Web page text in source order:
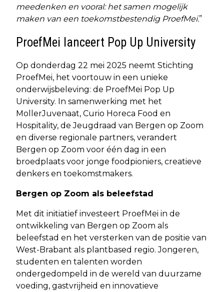
meedenken en vooral: het samen mogelijk
maken van een toekomstbestendig ProefMei.”
ProefMei lanceert Pop Up University
Op donderdag 22 mei 2025 neemt Stichting
ProefMei, het voortouw in een unieke
onderwijsbeleving: de ProefMei Pop Up
University. In samenwerking met het
MollerJuvenaat, Curio Horeca Food en
Hospitality, de Jeugdraad van Bergen op Zoom
en diverse regionale partners, verandert
Bergen op Zoom voor één dag in een
broedplaats voor jonge foodpioniers, creatieve
denkers en toekomstmakers.
Bergen op Zoom als beleefstad
Met dit initiatief investeert ProefMei in de
ontwikkeling van Bergen op Zoom als
beleefstad en het versterken van de positie van
West-Brabant als plantbased regio. Jongeren,
studenten en talenten worden
ondergedompeld in de wereld van duurzame
voeding, gastvrijheid en innovatieve